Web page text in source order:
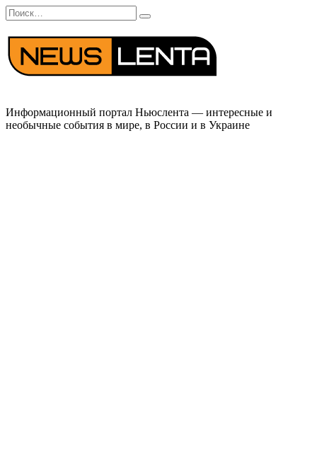
Перейти
к
содержанию
Search
for:
Информационный портал Ньюслента — интересные и
необычные события в мире, в России и в Украине